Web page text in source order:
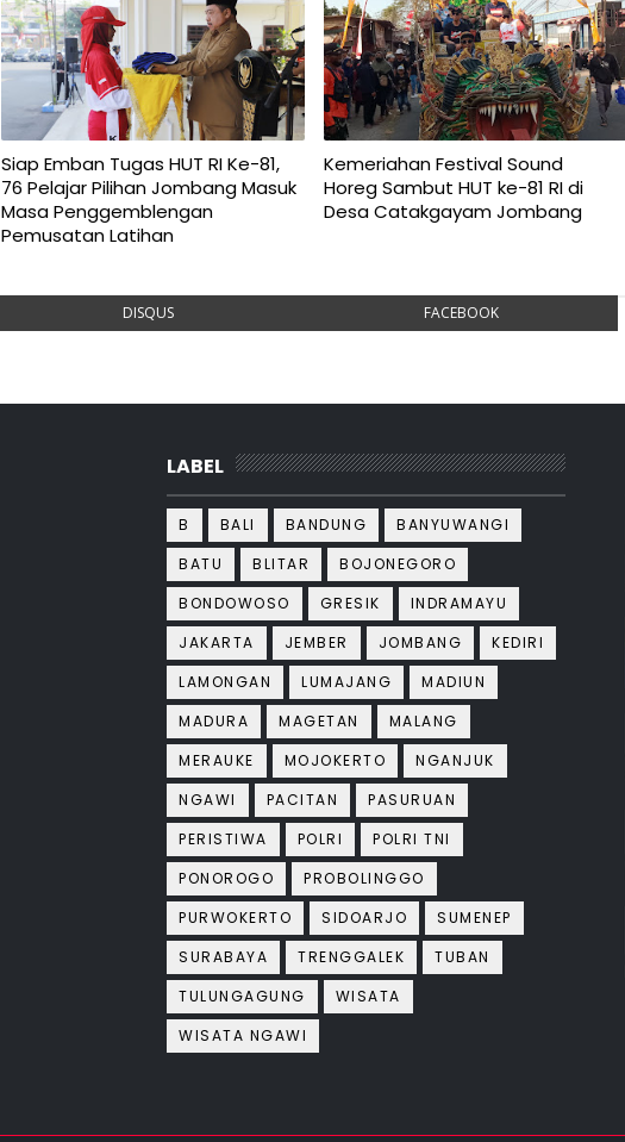
Siap Emban Tugas HUT RI Ke-81,
76 Pelajar Pilihan Jombang Masuk
Masa Penggemblengan
Pemusatan Latihan
Kemeriahan Festival Sound
Horeg Sambut HUT ke-81 RI di
Desa Catakgayam Jombang
DISQUS FACEBOOK
LABEL
B BALI BANDUNG
BANYUWANGI
BATU
BLITAR
BOJONEGORO
BONDOWOSO
GRESIK
INDRAMAYU
JAKARTA
JEMBER JOMBANG
KEDIRI
LAMONGAN
LUMAJANG
MADIUN
MADURA
MAGETAN
MALANG
MERAUKE
MOJOKERTO
NGANJUK
NGAWI
PACITAN
PASURUAN
PERISTIWA
POLRI
POLRI TNI
PONOROGO
PROBOLINGGO
PURWOKERTO
SIDOARJO
SUMENEP
SURABAYA
TRENGGALEK
TUBAN
TULUNGAGUNG
WISATA
WISATA NGAWI